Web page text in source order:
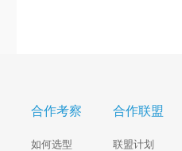
合作考察
如何选型
合作联盟
联盟计划